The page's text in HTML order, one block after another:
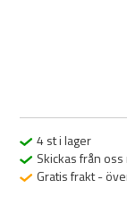
4 st i lager
Skickas från
Gratis frakt -